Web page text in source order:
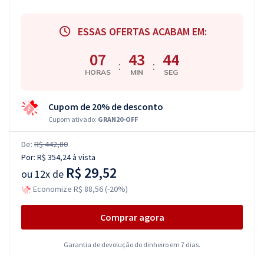
ESSAS OFERTAS ACABAM EM:
07
HORAS : 43
MIN : 43
SEG
Cupom de 20% de desconto
Cupom ativado: GRAN20-OFF
De: R$ 442,80
Por: R$ 354,24à vista
ou 12x de R$ 29,52
Economize R$ 88,56 (-20%)
Comprar agora
Garantia de devolução do dinheiro em 7 dias.